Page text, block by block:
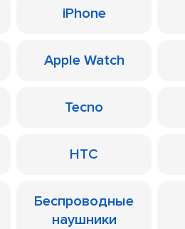
iPhone
Apple Watch
Tecno
HTC
Беспроводные
наушники